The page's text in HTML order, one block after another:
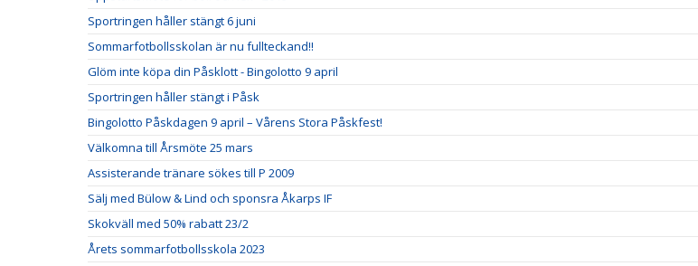
Sportringen håller stängt 6 juni
Sommarfotbollsskolan är nu fullteckand!!
Glöm inte köpa din Påsklott - Bingolotto 9 april
Sportringen håller stängt i Påsk
Bingolotto Påskdagen 9 april – Vårens Stora Påskfest!
Välkomna till Årsmöte 25 mars
Assisterande tränare sökes till P 2009
Sälj med Bülow & Lind och sponsra Åkarps IF
Skokväll med 50% rabatt 23/2
Årets sommarfotbollsskola 2023